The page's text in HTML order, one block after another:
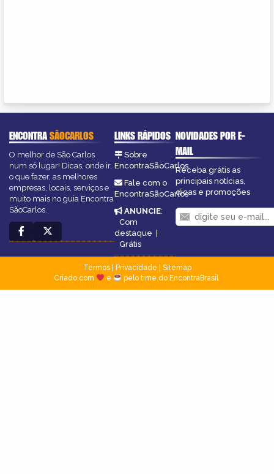
ENCONTRASÃOCARLOS
O melhor de São Carlos
num só lugar! Dicas, onde ir,
o que fazer, as melhores
empresas, locais, serviços e
muito mais no guia Encontra
SãoCarlos.
LINKS RÁPIDOS
Sobre
EncontraSãoCarlos
Fale com o
EncontraSãoCarlos
ANUNCIE:
Com
destaque
Grátis
NOVIDADES POR E-
MAIL
Receba grátis as
principais notícias,
dicas e promoções
Termos| Privacidade
Sitemap
Criado com
e pelo time do EncontraBrasil